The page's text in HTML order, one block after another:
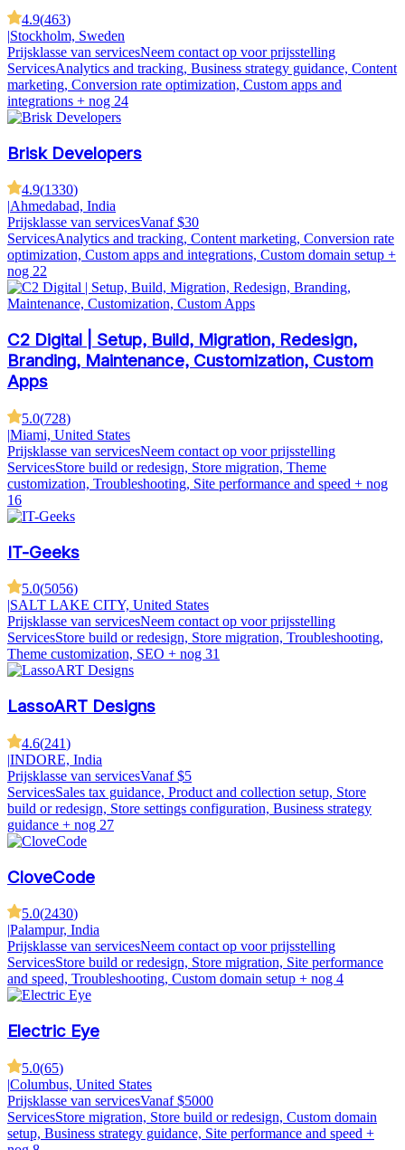
4.9(463)
|Stockholm, Sweden
Prijsklasse van servicesNeem contact op voor prijsstelling
ServicesAnalytics and tracking, Business strategy guidance, Content
marketing, Conversion rate optimization, Custom apps and
integrations + nog 24
Brisk Developers
4.9(1330)
Ahmedabad, India
Prijsklasse van servicesVanaf $30
ServicesAnalytics and tracking, Content marketing, Conversion rate
optimization, Custom apps and integrations, Custom domain setup +
nog 22
C2 Digital | Setup, Build, Migration, Redesign,
Branding, Maintenance, Customization, Custom
Apps
5.0(728)
|Miami, United States
Prijsklasse van servicesNeem contact op voor prijsstelling
ServicesStore build or redesign, Store migration, Theme
customization, Troubleshooting, Site performance and speed + nog
16
IT-Geeks
5.0(5056)
|SALT LAKE CITY, United States
Prijsklasse van servicesNeem contact op voor prijsstelling
ServicesStore build or redesign, Store migration, Troubleshooting,
Theme customization, SEO + nog 31
LassoART Designs
4.6(241)
|INDORE, India
Prijsklasse van servicesVanaf $5
ServicesSales tax guidance, Product and collection setup, Store
build or redesign, Store settings configuration, Business strategy
guidance + nog 27
CloveCode
5.0(2430)
|Palampur, India
Prijsklasse van servicesNeem contact op voor prijsstelling
ServicesStore build or redesign, Store migration, Site performance
and speed, Troubleshooting, Custom domain setup + nog 4
Electric Eye
5.0(65)
|Columbus, United States
Prijsklasse van servicesVanaf $5000
ServicesStore migration, Store build or redesign, Custom domain
setup, Business strategy guidance, Site performance and speed +